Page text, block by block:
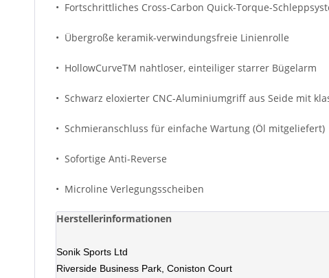
• Fortschrittliches Cross-Carbon Quick-Torque-
• Übergroße keramik-verwindungsfreie Linienrolle
• HollowCurveTM nahtloser, einteiliger starrer Bügelarm
• Schwarz eloxierter CNC-Aluminiumgriff aus Seide mit
• Schmieranschluss für einfache Wartung (Öl mitgeliefert)
• Sofortige Anti-Reverse
• Microline Verlegungsscheiben
Herstellerinformationen
Sonik Sports Ltd
Riverside Business Park, Coniston Court